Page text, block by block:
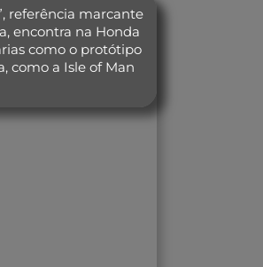
referência marcante
encontra na Honda
como o protótipo
como a Isle of Man